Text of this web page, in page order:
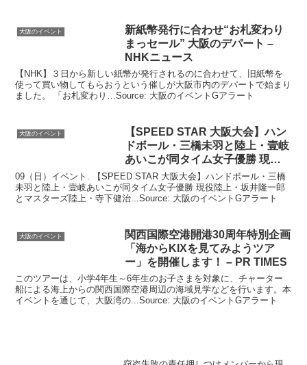
大阪のイベント
新紙幣発行に合わせ“お札変わり
まっセール” 大阪のデパート –
NHKニュース
【NHK】３日から新しい紙幣が発行されるのに合わせて、旧紙幣を
使って買い物してもらおうという催しが大阪市内のデパートで始まり
ました。 「お札変わり…Source: 大阪のイベントGアラート
大阪のイベント 【SPEED STAR 大阪大会】ハン
ドボール・三橋未羽と陸上・壹岐
あいこが同タイム女子優勝 現役
…
09（日）イベント. 【SPEED STAR 大阪大会】ハンドボール・三橋
未羽と陸上・壹岐あいこが同タイム女子優勝 現役陸上・坂井隆一郎
とマスターズ陸上・寺下健治...Source: 大阪のイベントGアラート
大阪のイベント
関西国際空港開港30周年特別企画
「海からKIXを見てみようツア
ー」を開催します！ – PR TIMES
このツアーは、小学4年生～6年生のお子さまを対象に、チャーター
船による海上からの関西国際空港周辺の海域見学などを行います。本
イベントを通じて、大阪湾の...Source: 大阪のイベントGアラート